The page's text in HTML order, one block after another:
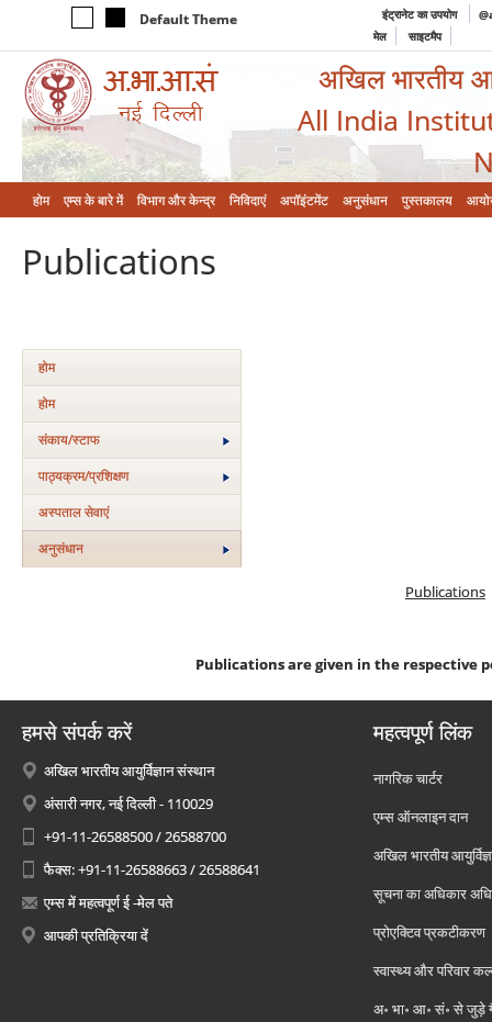
Default Theme इंट्रानेट का उपयोग
मेल
साइटमैप
अखिल भारतीय
All India
होम एम्‍स के बारे में विभाग और केन्‍द्र निविदाएं अपॉइंटमेंट अनुसंधान पुस्तकालय
Publications
होम
होम
संकाय/स्‍टाफ
पाठ्यक्रम/प्रशिक्षण
अस्‍पताल सेवाएं
अनुसंधान
Publications
Publications are given in the respective
हमसे संपर्क करें
अखिल भारतीय आयुर्विज्ञान संस्थान
अंसारी नगर, नई दिल्ली - 110029
+91-11-26588500 / 26588700
फैक्स: +91-11-26588663 / 26588641
एम्स में महत्वपूर्ण ई -मेल पते
आपकी प्रतिक्रिया दें
महत्वपूर्ण लिंक
नागरिक चार्टर
एम्स ऑनलाइन दान
अखिल भारतीय
सूचना का अधिकार
प्रोएक्टिव प्रकटीकरण
स्वास्थ्य और परिवार
अ॰ भा॰ आ॰ सं॰ से जुड़े